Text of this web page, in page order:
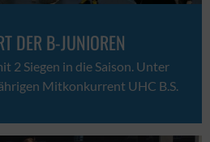
DER B-JUNIOREN
2 Siegen in die Saison. Unter
Mitkonkurrent UHC B.S.